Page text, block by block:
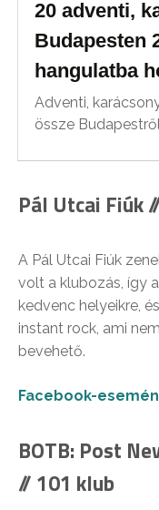
20 adventi,
Budapesten
hangulatba
Adventi,
össze
Pál Utcai Fiúk
A Pál Utcai Fiúk
volt a klubozás, így
kedvenc helyeikre,
instant rock, ami
bevehető.
Facebook-
BOTB: Post
// 101 klub